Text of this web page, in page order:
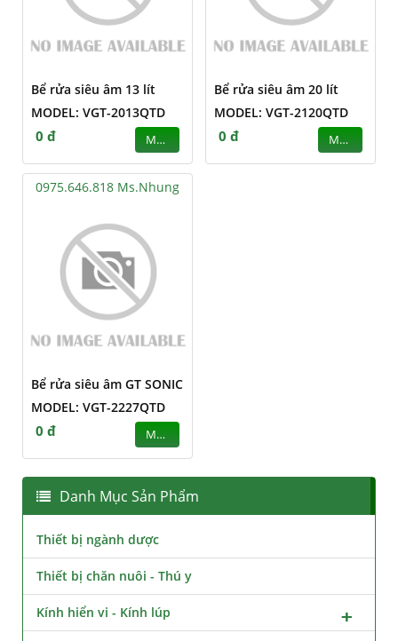
Bể rửa siêu âm 13 lít
MODEL: VGT-2013QTD
0 đ MUA
Bể rửa siêu âm 20 lít
MODEL: VGT-2120QTD
0 đ MUA
0975.646.818 Ms.Nhung
Bể rửa siêu âm GT SONIC
MODEL: VGT-2227QTD
0 đ MUA
Danh Mục Sản Phẩm
Thiết bị ngành dược
Thiết bị chăn nuôi - Thú y
Kính hiển vi - Kính lúp